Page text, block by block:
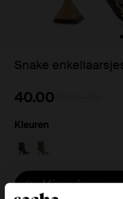
Snake
40.00
Kleuren
Kies jouw